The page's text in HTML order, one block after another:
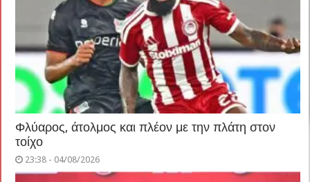
Φλύαρος, άτολμος και πλέον με την πλάτη στον
τοίχο
23:38 - 04/08/2026